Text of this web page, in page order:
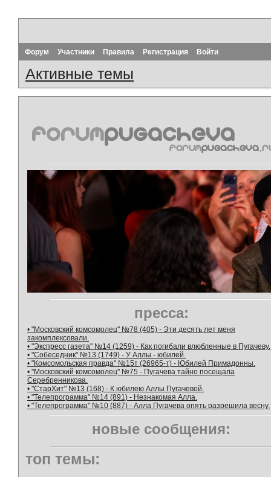
Форум Участники Правила Регистрация Войти
Активные темы
пресса:
• "Московский комсомолец" №78 (405) - Эти десять лет меня
закомплексовали.
• "Экспресс газета" №14 (1259) - Как погибали влюбленные в Пугачеву.
• "Собеседник" №13 (1749) - У Аллы - юбилей.
• "Комсомольская правда" №15т (26965-т) - Юбилей Примадонны.
• "Московский комсомолец" №75 - Пугачева тайно посещала
Серебренникова.
• "СтарХит" №13 (168) - К юбилею Аллы Пугачевой.
• "Телепрограмма" №14 (891) - Незнакомая Алла.
• "Телепрограмма" №10 (887) - Алла Пугачева опять разрешила весну.
новые сообщения:
топ темы: